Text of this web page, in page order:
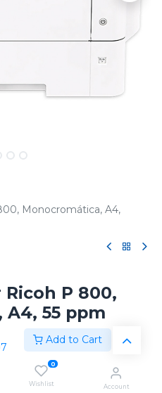
Add to Cart
0
Wishlist Account
Monocromática, A4,
P 800,
55 ppm